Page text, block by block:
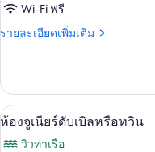
พัก Wi-Fi ฟรี
รายละเอียดเพิ่มเติม
ราย
เกี่ยว
กับ
ห้อง
เปิด
ภาพถ่าย
2
ห้องจูเนียร์ดับเบิลหรือทวิน
วิวท่าเรือ